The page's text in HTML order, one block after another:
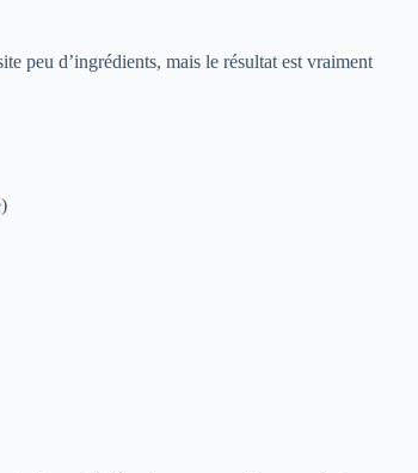
peu d’ingrédients, mais le résultat est vraiment